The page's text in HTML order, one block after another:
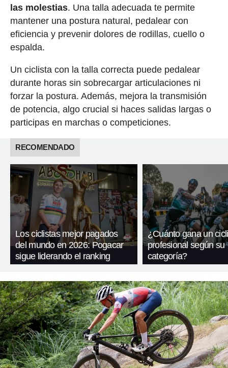
las molestias. Una talla adecuada te permite
mantener una postura natural, pedalear con
eficiencia y prevenir dolores de rodillas, cuello o
espalda.
Un ciclista con la talla correcta puede pedalear
durante horas sin sobrecargar articulaciones ni
forzar la postura. Además, mejora la transmisión
de potencia, algo crucial si haces salidas largas o
participas en marchas o competiciones.
RECOMENDADO
Los ciclistas mejor pagados
del mundo en 2026: Pogacar
sigue liderando el ranking
¿Cuánto gana un
profesional según su
categoría?